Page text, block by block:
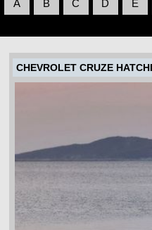
A B C D E
CHEVROLET CRUZE